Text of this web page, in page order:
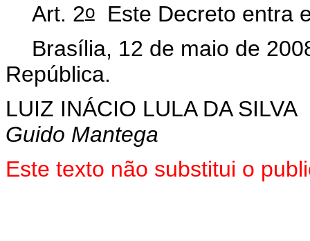
Art. 2oEste Decreto entra
Brasília, 12 de maio de
República.
LUIZ INÁCIO LULA DA SILVA
Guido Mantega
Este texto não substitui o